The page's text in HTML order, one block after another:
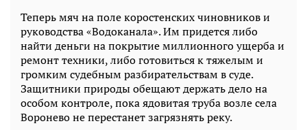
Теперь мяч на поле коростенских чиновников и
руководства «Водоканала». Им придется либо
найти деньги на покрытие миллионного ущерба и
ремонт техники, либо готовиться к тяжелым и
громким судебным разбирательствам в суде.
Защитники природы обещают держать дело на
особом контроле, пока ядовитая труба возле села
Воронево не перестанет загрязнять реку.